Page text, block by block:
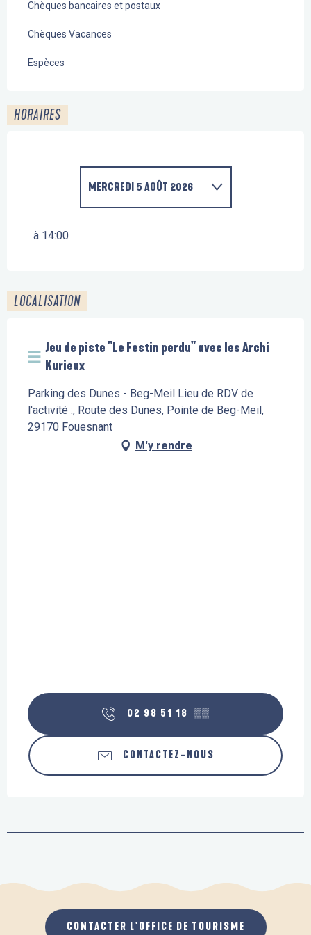
Chèques bancaires et postaux
Chèques Vacances
Espèces
HORAIRES
MERCREDI 5 AOÛT 2026
à 14:00
LOCALISATION
Jeu de piste "Le Festin perdu" avec les Archi
Kurieux
Parking des Dunes - Beg-Meil Lieu de RDV de
l'activité :, Route des Dunes, Pointe de Beg-Meil,
29170 Fouesnant
M'y rendre
02 98 51 18 ▒▒
CONTACTEZ-NOUS
CONTACTER L'OFFICE DE TOURISME